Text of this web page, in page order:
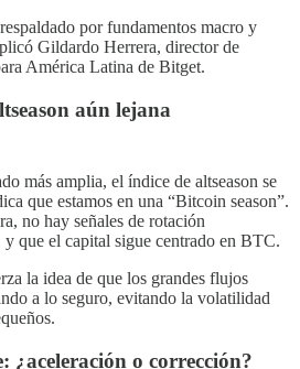
por fundamentos macro y
Gildardo Herrera, director de
América Latina de Bitget.
aún lejana
más amplia, el índice de altseason se
que estamos en una “Bitcoin season”.
no hay señales de rotación
que el capital sigue centrado en BTC.
la idea de que los grandes flujos
a lo seguro, evitando la volatilidad
¿aceleración o corrección?